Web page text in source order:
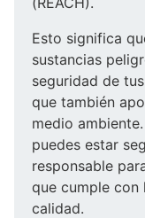
Esto significa
sustancias
seguridad de
que también
medio
puedes estar
responsable
que cumple con
calidad.